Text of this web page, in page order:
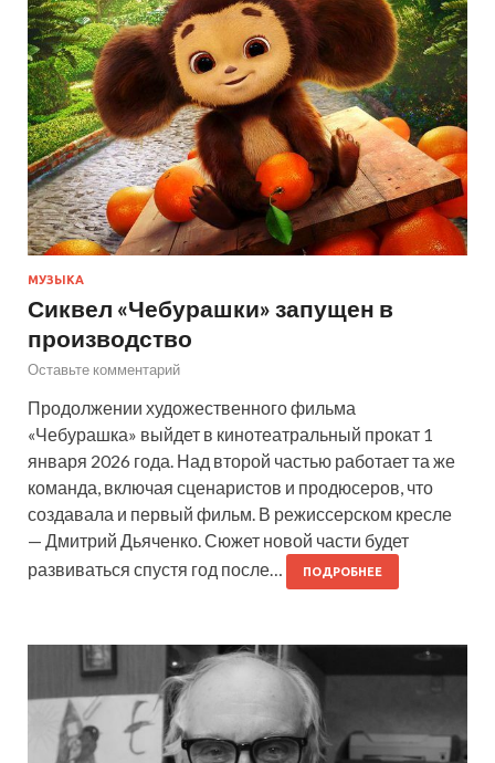
МУЗЫКА
Сиквел «Чебурашки» запущен в
производство
Оставьте комментарий
Продолжении художественного фильма
«Чебурашка» выйдет в кинотеатральный прокат 1
января 2026 года. Над второй частью работает та же
команда, включая сценаристов и продюсеров, что
создавала и первый фильм. В режиссерском кресле
— Дмитрий Дьяченко. Сюжет новой части будет
развиваться спустя год после…
ПОДРОБНЕЕ